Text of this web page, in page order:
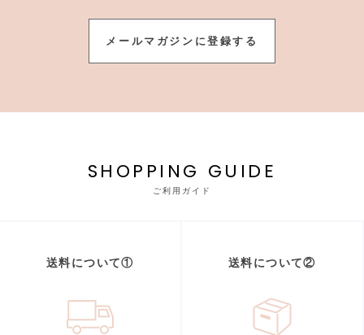
メールマガジンに登録する
SHOPPING GUIDE
ご利用ガイド
送料について① 送料について②